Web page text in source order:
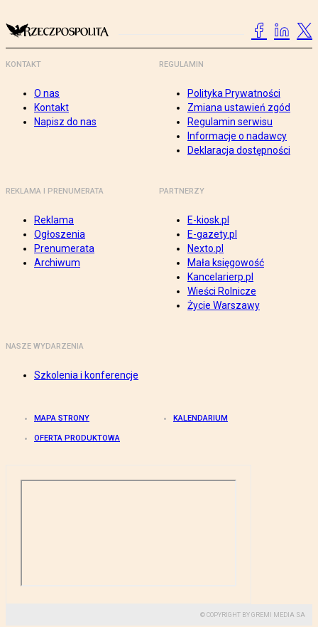
KONTAKT
O nas
Kontakt
Napisz do nas
REGULAMIN
Polityka Prywatności
Zmiana ustawień zgód
Regulamin serwisu
Informacje o nadawcy
Deklaracja dostępności
REKLAMA I PRENUMERATA
Reklama
Ogłoszenia
Prenumerata
Archiwum
PARTNERZY
E-kiosk.pl
E-gazety.pl
Nexto.pl
Mała księgowość
Kancelarierp.pl
Wieści Rolnicze
Życie Warszawy
NASZE WYDARZENIA
Szkolenia i konferencje
MAPA STRONY KALENDARIUM
OFERTA PRODUKTOWA
© COPYRIGHT BY GREMI MEDIA SA